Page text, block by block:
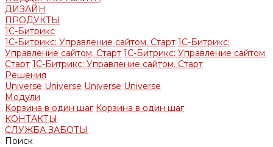
ДИЗАЙН
ПРОДУКТЫ
1С-Битрикс
1С-Битрикс: Управление сайтом. Старт 1С-Битрикс:
Управление сайтом. Старт 1С-Битрикс: Управление сайтом.
Старт 1С-Битрикс: Управление сайтом. Старт
Решения
Universe Universe Universe Universe
Модули
Корзина в один шаг Корзина в один шаг
КОНТАКТЫ
СЛУЖБА ЗАБОТЫ
Поиск